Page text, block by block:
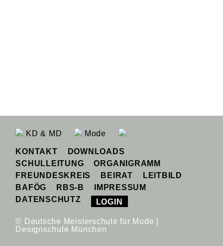
KD & MD Mode
KONTAKT
DOWNLOADS
SCHULLEITUNG
ORGANIGRAMM
FREUNDESKREIS
BEIRAT
LEITBILD
BAFÖG
RBS-B
IMPRESSUM
DATENSCHUTZ
LOGIN
© Deutsche Meisterschule für Mode |
Designschule München